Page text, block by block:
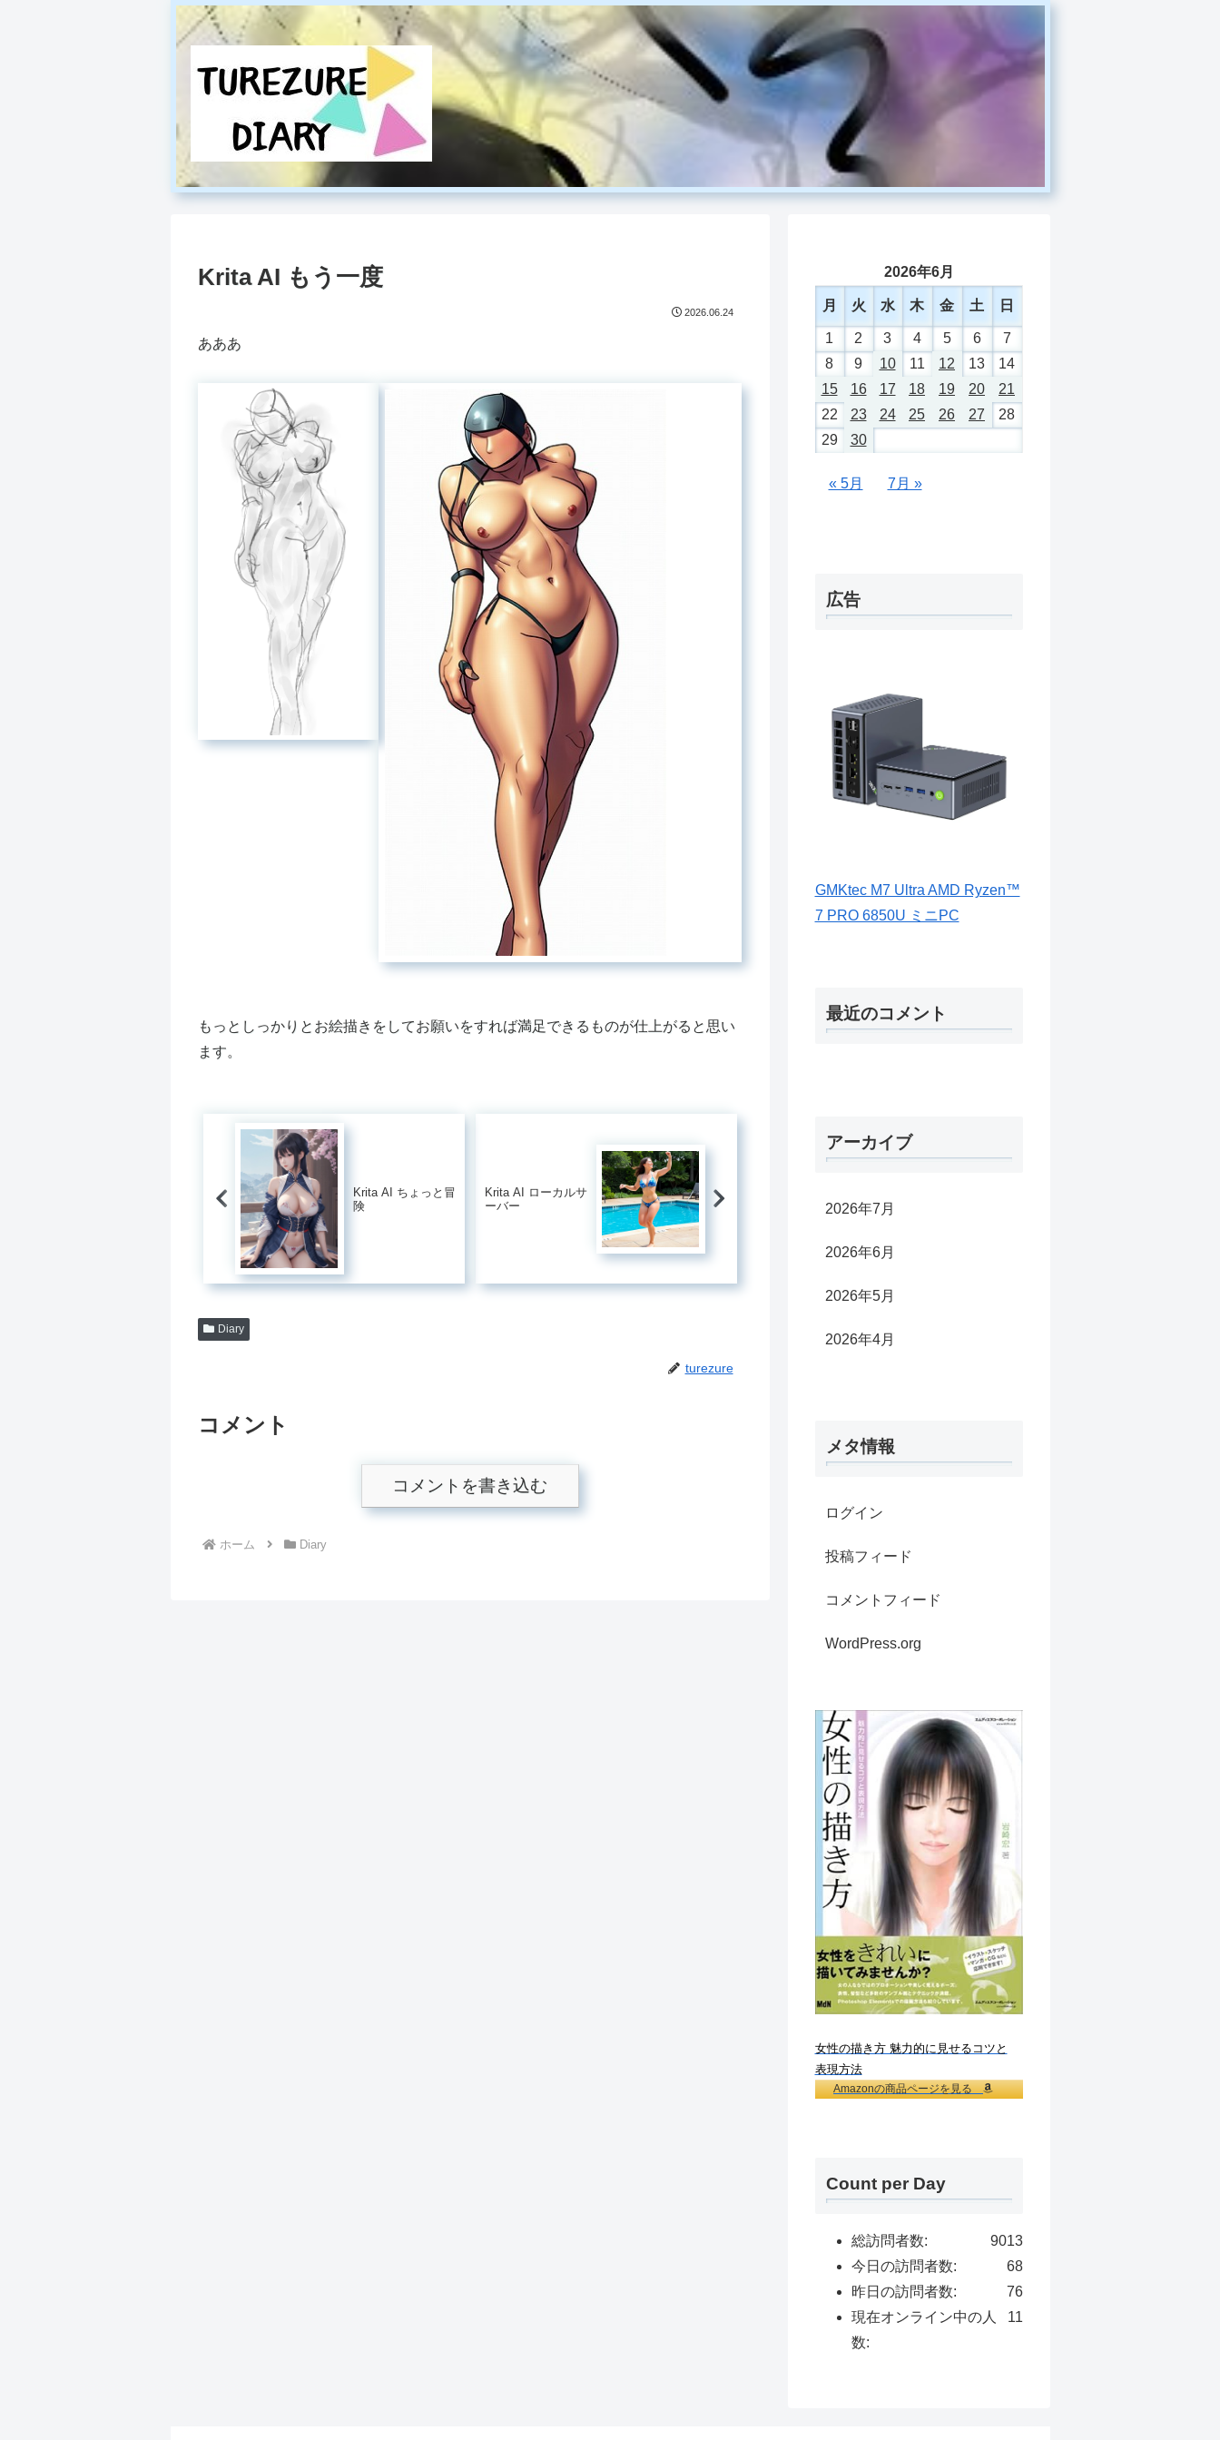
Krita AI もう一度
2026.06.24
あああ
もっとしっかりとお絵描きをしてお願いをすれば満足できるものが仕上がると思い
ます。
Krita AI ちょっと冒
険
Krita AI ローカルサ
ーバー
Diary
turezure
コメント
コメントを書き込む
ホーム Diary
2026年6月
月 火 水 木 金 土 日
1 2 3 4 5 6
7
8
9 10 11 12 13
14
15
16 17 18 19 20
21
22
23 24 25 26 27
28
29
30
« 5月 7月 »
広告
GMKtec M7 Ultra AMD Ryzen™
7 PRO 6850U ミニPC
最近のコメント
アーカイブ
2026年7月
2026年6月
2026年5月
2026年4月
メタ情報
ログイン
投稿フィード
コメントフィード
WordPress.org
女性の描き方 魅力的に見せるコツと
表現方法
Amazonの商品ページを見る
Count per Day
9013
総訪問者数:
68
今日の訪問者数:
76
昨日の訪問者数:
11
現在オンライン中の人
数: